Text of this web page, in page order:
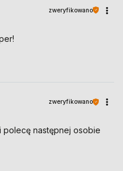
zweryfikowano
zweryfikowano
następnej osobie